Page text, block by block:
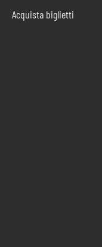
Acquista biglietti